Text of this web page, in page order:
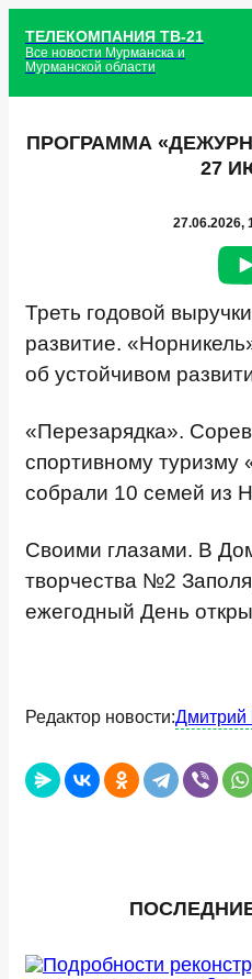
ТЕЛЕКОМПАНИЯ ТВ-21
Все новости Мурманска и
Мурманской области
ПРОГРАММА
27
27.06.2026,
Треть годовой
развитие.
об устойчивом
«Перезарядка».
спортивному туризму
собрали 10 семей из
Своими глазами. В
творчества №2
ежегодный День
Редактор новости:Дмитрий